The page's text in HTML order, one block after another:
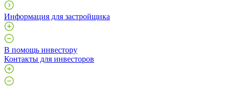
Информация для застройщика
В помощь инвестору
Контакты для инвесторов